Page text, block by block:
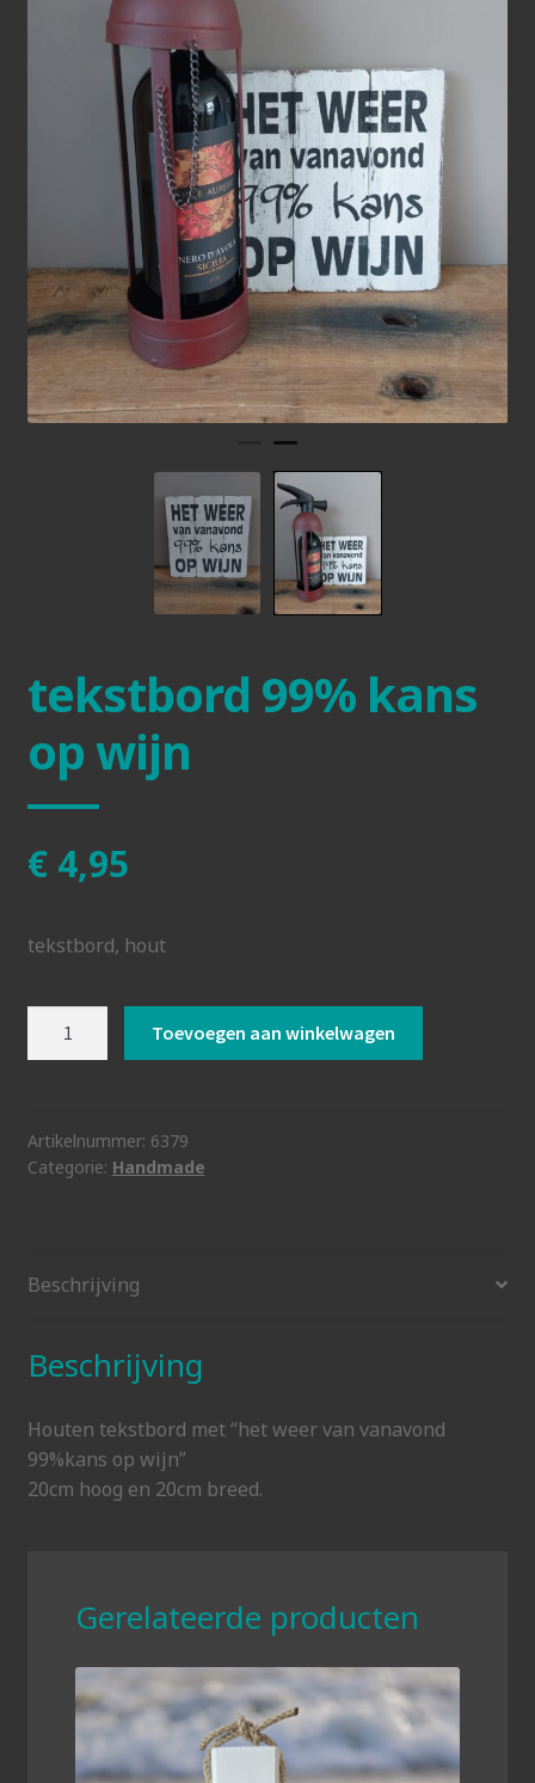
tekstbord 99% kans
op wijn
€4,95
tekstbord, hout
wijn
aantal
Toevoegen aan winkelwagen
Artikelnummer: 6379
Categorie: Handmade
Beschrijving
Beschrijving
Houten tekstbord met “het weer van vanavond
99%kans op wijn”
20cm hoog en 20cm breed.
Gerelateerde producten